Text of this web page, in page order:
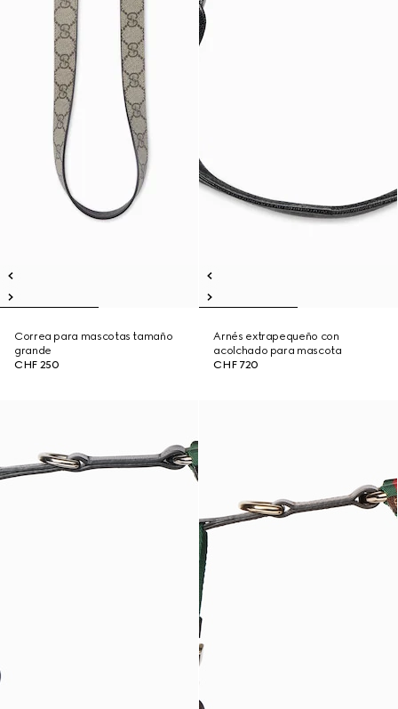
Correa para mascotas tamaño
grande
CHF 250
Arnés extrapequeño con
acolchado para mascota
CHF 720